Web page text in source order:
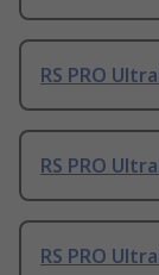
RS PRO
RS PRO
RS PRO